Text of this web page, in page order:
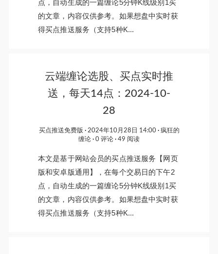
点，自动生成的一篇缠论5分钟K线级别1买
的文章，内容仅供参考。如果想盘中实时获
得买点推送服务（支持5种K...
云端缠论选股、买点实时推
送，每天14点：2024-10-
28
买点推送免费版 2024年10月28日 14:00
疯狂的
缠论
0 评论 49 阅读
本文是基于网站会员的买点推送服务【网页
版和安卓版通用】，在每个交易日的下午2
点，自动生成的一篇缠论5分钟K线级别1买
的文章，内容仅供参考。如果想盘中实时获
得买点推送服务（支持5种K...